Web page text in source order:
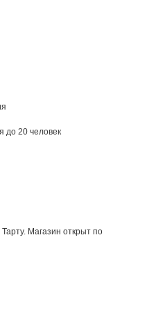
до 20 человек
Магазин открыт по